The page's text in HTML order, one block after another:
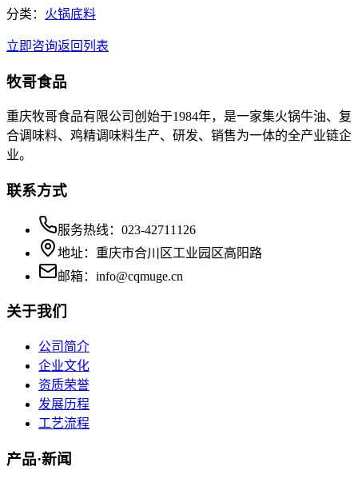
分类： 火锅底料
立即咨询返回列表
牧哥食品
重庆牧哥食品有限公司创始于1984年，是一家集火锅牛油、复
合调味料、鸡精调味料生产、研发、销售为一体的全产业链企
业。
联系方式
服务热线：023-42711126
地址：重庆市合川区工业园区高阳路
邮箱：info@cqmuge.cn
关于我们
公司简介
企业文化
资质荣誉
发展历程
工艺流程
产品·新闻